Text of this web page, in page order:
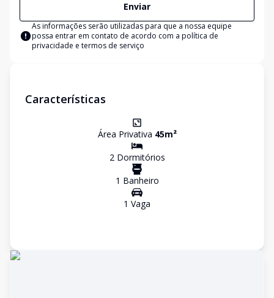
Enviar
As informações serão utilizadas para que a nossa equipe
possa entrar em contato de acordo com a política de
privacidade e termos de serviço
Características
Área Privativa 45m²
2Dormitórios
1 Banheiro
1 Vaga